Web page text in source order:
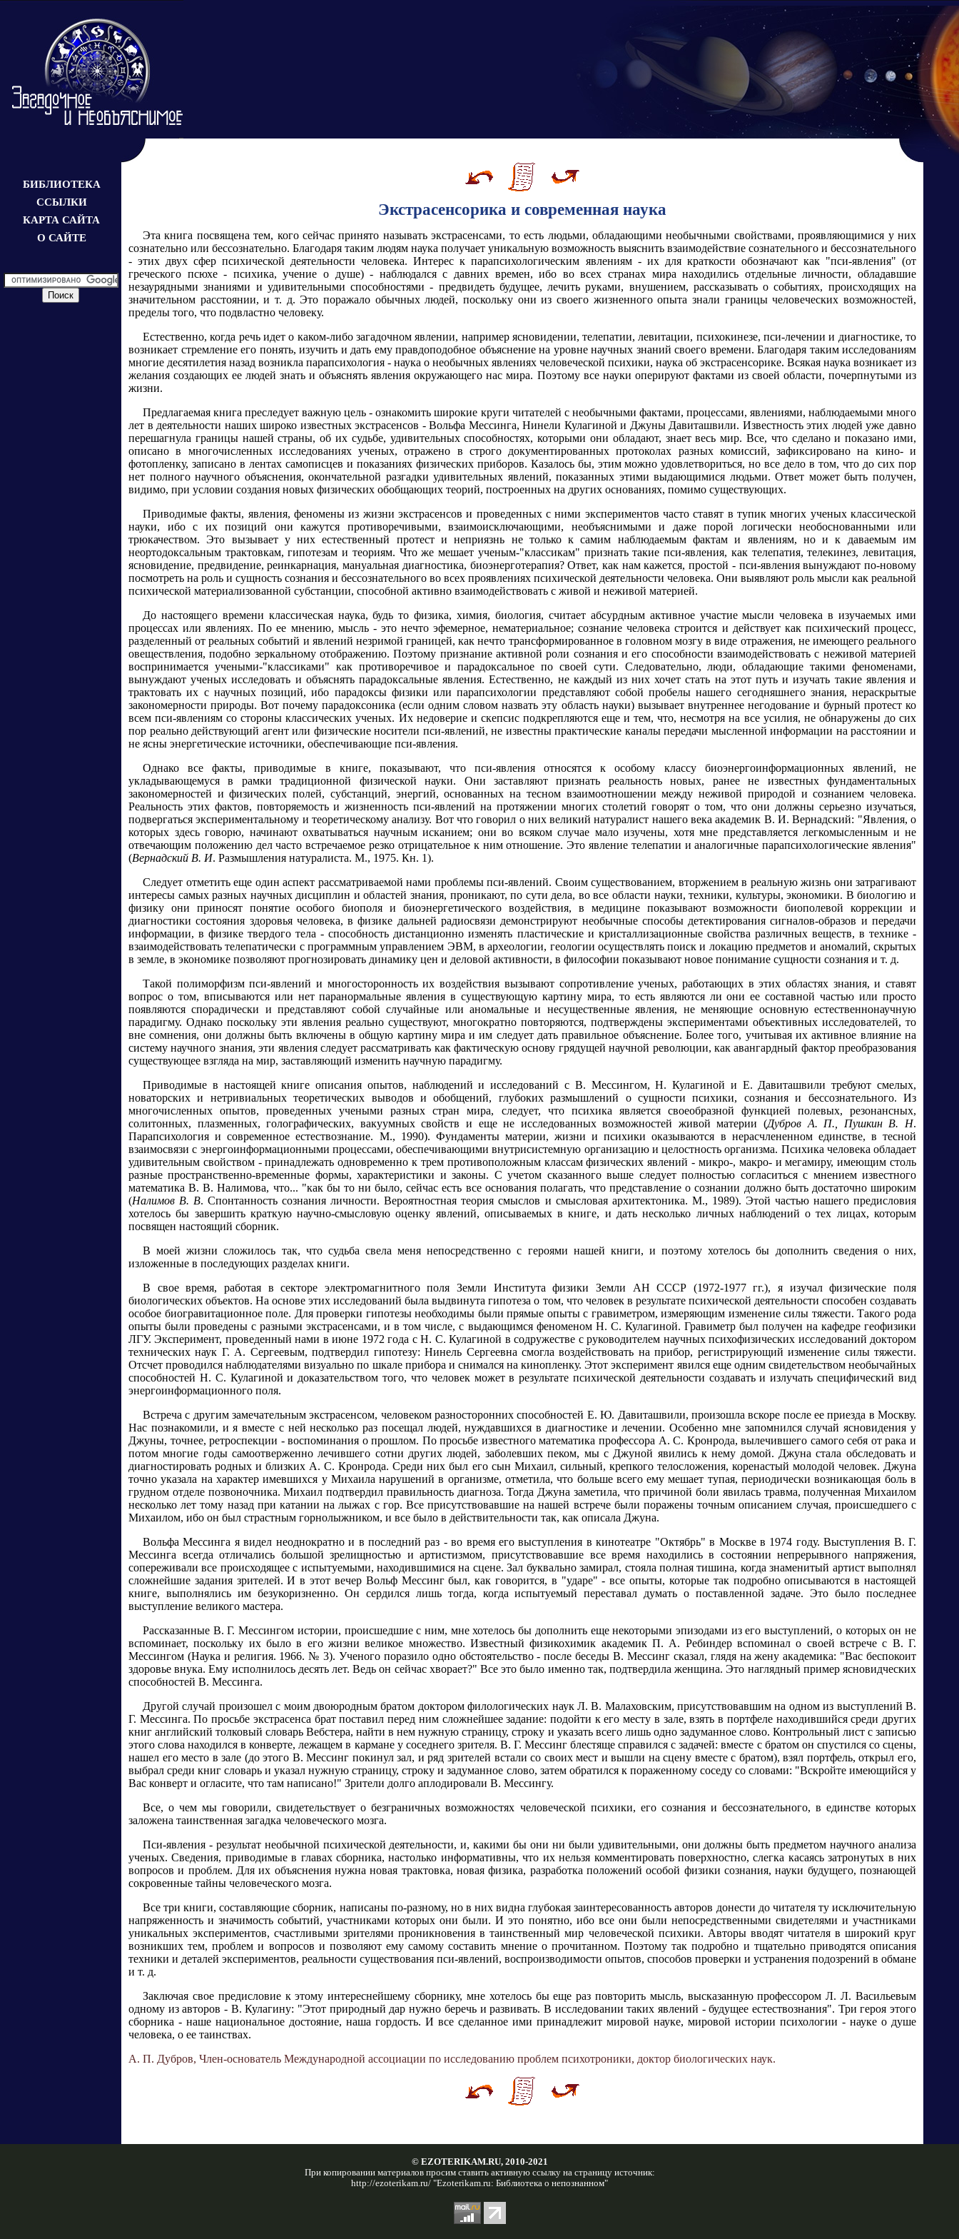
БИБЛИОТЕКА
ССЫЛКИ
КАРТА САЙТА
О САЙТЕ
Экстрасенсорика и современная наука
Эта книга посвящена тем, кого сейчас принято называть экстрасенсами, то есть людьми, обладающими необычными свойствами, проявляющимися у них
сознательно или бессознательно. Благодаря таким людям наука получает уникальную возможность выяснить взаимодействие сознательного и бессознательного
- этих двух сфер психической деятельности человека. Интерес к парапсихологическим явлениям - их для краткости обозначают как "пси-явления" (от
греческого псюхе - психика, учение о душе) - наблюдался с давних времен, ибо во всех странах мира находились отдельные личности, обладавшие
незаурядными знаниями и удивительными способностями - предвидеть будущее, лечить руками, внушением, рассказывать о событиях, происходящих на
значительном расстоянии, и т. д. Это поражало обычных людей, поскольку они из своего жизненного опыта знали границы человеческих возможностей,
пределы того, что подвластно человеку.
Естественно, когда речь идет о каком-либо загадочном явлении, например ясновидении, телепатии, левитации, психокинезе, пси-лечении и диагностике, то
возникает стремление его понять, изучить и дать ему правдоподобное объяснение на уровне научных знаний своего времени. Благодаря таким исследованиям
многие десятилетия назад возникла парапсихология - наука о необычных явлениях человеческой психики, наука об экстрасенсорике. Всякая наука возникает из
желания создающих ее людей знать и объяснять явления окружающего нас мира. Поэтому все науки оперируют фактами из своей области, почерпнутыми из
жизни.
Предлагаемая книга преследует важную цель - ознакомить широкие круги читателей с необычными фактами, процессами, явлениями, наблюдаемыми много
лет в деятельности наших широко известных экстрасенсов - Вольфа Мессинга, Нинели Кулагиной и Джуны Давиташвили. Известность этих людей уже давно
перешагнула границы нашей страны, об их судьбе, удивительных способностях, которыми они обладают, знает весь мир. Все, что сделано и показано ими,
описано в многочисленных исследованиях ученых, отражено в строго документированных протоколах разных комиссий, зафиксировано на кино- и
фотопленку, записано в лентах самописцев и показаниях физических приборов. Казалось бы, этим можно удовлетвориться, но все дело в том, что до сих пор
нет полного научного объяснения, окончательной разгадки удивительных явлений, показанных этими выдающимися людьми. Ответ может быть получен,
видимо, при условии создания новых физических обобщающих теорий, построенных на других основаниях, помимо существующих.
Приводимые факты, явления, феномены из жизни экстрасенсов и проведенных с ними экспериментов часто ставят в тупик многих ученых классической
науки, ибо с их позиций они кажутся противоречивыми, взаимоисключающими, необъяснимыми и даже порой логически необоснованными или
трюкачеством. Это вызывает у них естественный протест и неприязнь не только к самим наблюдаемым фактам и явлениям, но и к даваемым им
неортодоксальным трактовкам, гипотезам и теориям. Что же мешает ученым-"классикам" признать такие пси-явления, как телепатия, телекинез, левитация,
ясновидение, предвидение, реинкарнация, мануальная диагностика, биоэнерготерапия? Ответ, как нам кажется, простой - пси-явления вынуждают по-новому
посмотреть на роль и сущность сознания и бессознательного во всех проявлениях психической деятельности человека. Они выявляют роль мысли как реальной
психической материализованной субстанции, способной активно взаимодействовать с живой и неживой материей.
До настоящего времени классическая наука, будь то физика, химия, биология, считает абсурдным активное участие мысли человека в изучаемых ими
процессах или явлениях. По ее мнению, мысль - это нечто эфемерное, нематериальное; сознание человека строится и действует как психический процесс,
разделенный от реальных событий и явлений незримой границей, как нечто трансформированное в головном мозгу в виде отражения, не имеющего реального
овеществления, подобно зеркальному отображению. Поэтому признание активной роли сознания и его способности взаимодействовать с неживой материей
воспринимается учеными-"классиками" как противоречивое и парадоксальное по своей сути. Следовательно, люди, обладающие такими феноменами,
вынуждают ученых исследовать и объяснять парадоксальные явления. Естественно, не каждый из них хочет стать на этот путь и изучать такие явления и
трактовать их с научных позиций, ибо парадоксы физики или парапсихологии представляют собой пробелы нашего сегодняшнего знания, нераскрытые
закономерности природы. Вот почему парадоксоника (если одним словом назвать эту область науки) вызывает внутреннее негодование и бурный протест ко
всем пси-явлениям со стороны классических ученых. Их недоверие и скепсис подкрепляются еще и тем, что, несмотря на все усилия, не обнаружены до сих
пор реально действующий агент или физические носители пси-явлений, не известны практические каналы передачи мысленной информации на расстоянии и
не ясны энергетические источники, обеспечивающие пси-явления.
Однако все факты, приводимые в книге, показывают, что пси-явления относятся к особому классу биоэнергоинформационных явлений, не
укладывающемуся в рамки традиционной физической науки. Они заставляют признать реальность новых, ранее не известных фундаментальных
закономерностей и физических полей, субстанций, энергий, основанных на тесном взаимоотношении между неживой природой и сознанием человека.
Реальность этих фактов, повторяемость и жизненность пси-явлений на протяжении многих столетий говорят о том, что они должны серьезно изучаться,
подвергаться экспериментальному и теоретическому анализу. Вот что говорил о них великий натуралист нашего века академик В. И. Вернадский: "Явления, о
которых здесь говорю, начинают охватываться научным исканием; они во всяком случае мало изучены, хотя мне представляется легкомысленным и не
отвечающим положению дел часто встречаемое резко отрицательное к ним отношение. Это явление телепатии и аналогичные парапсихологические явления"
(Вернадский В. И. Размышления натуралиста. М., 1975. Кн. 1).
Следует отметить еще один аспект рассматриваемой нами проблемы пси-явлений. Своим существованием, вторжением в реальную жизнь они затрагивают
интересы самых разных научных дисциплин и областей знания, проникают, по сути дела, во все области науки, техники, культуры, экономики. В биологию и
физику они приносят понятие особого биополя и биоэнергетического воздействия, в медицине показывают возможности биополевой коррекции и
диагностики состояния здоровья человека, в физике дальней радиосвязи демонстрируют необычные способы детектирования сигналов-образов и передачи
информации, в физике твердого тела - способность дистанционно изменять пластические и кристаллизационные свойства различных веществ, в технике -
взаимодействовать телепатически с программным управлением ЭВМ, в археологии, геологии осуществлять поиск и локацию предметов и аномалий, скрытых
в земле, в экономике позволяют прогнозировать динамику цен и деловой активности, в философии показывают новое понимание сущности сознания и т. д.
Такой полиморфизм пси-явлений и многосторонность их воздействия вызывают сопротивление ученых, работающих в этих областях знания, и ставят
вопрос о том, вписываются или нет паранормальные явления в существующую картину мира, то есть являются ли они ее составной частью или просто
появляются спорадически и представляют собой случайные или аномальные и несущественные явления, не меняющие основную естественнонаучную
парадигму. Однако поскольку эти явления реально существуют, многократно повторяются, подтверждены экспериментами объективных исследователей, то
вне сомнения, они должны быть включены в общую картину мира и им следует дать правильное объяснение. Более того, учитывая их активное влияние на
систему научного знания, эти явления следует рассматривать как фактическую основу грядущей научной революции, как авангардный фактор преобразования
существующее взгляда на мир, заставляющий изменить научную парадигму.
Приводимые в настоящей книге описания опытов, наблюдений и исследований с В. Мессингом, Н. Кулагиной и Е. Давиташвили требуют смелых,
новаторских и нетривиальных теоретических выводов и обобщений, глубоких размышлений о сущности психики, сознания и бессознательного. Из
многочисленных опытов, проведенных учеными разных стран мира, следует, что психика является своеобразной функцией полевых, резонансных,
солитонных, плазменных, голографических, вакуумных свойств и еще не исследованных возможностей живой материи (Дубров А. П., Пушкин В. Н.
Парапсихология и современное естествознание. М., 1990). Фундаменты материи, жизни и психики оказываются в нерасчлененном единстве, в тесной
взаимосвязи с энергоинформационными процессами, обеспечивающими внутрисистемную организацию и целостность организма. Психика человека обладает
удивительным свойством - принадлежать одновременно к трем противоположным классам физических явлений - микро-, макро- и мегамиру, имеющим столь
разные пространственно-временные формы, характеристики и законы. С учетом сказанного выше следует полностью согласиться с мнением известного
математика В. В. Налимова, что... "как бы то ни было, сейчас есть все основания полагать, что представление о сознании должно быть достаточно широким
(Налимов В. В. Спонтанность сознания личности. Вероятностная теория смыслов и смысловая архитектоника. М., 1989). Этой частью нашего предисловия
хотелось бы завершить краткую научно-смысловую оценку явлений, описываемых в книге, и дать несколько личных наблюдений о тех лицах, которым
посвящен настоящий сборник.
В моей жизни сложилось так, что судьба свела меня непосредственно с героями нашей книги, и поэтому хотелось бы дополнить сведения о них,
изложенные в последующих разделах книги.
В свое время, работая в секторе электромагнитного поля Земли Института физики Земли АН СССР (1972-1977 гг.), я изучал физические поля
биологических объектов. На основе этих исследований была выдвинута гипотеза о том, что человек в результате психической деятельности способен создавать
особое биогравитационное поле. Для проверки гипотезы необходимы были прямые опыты с гравиметром, измеряющим изменение силы тяжести. Такого рода
опыты были проведены с разными экстрасенсами, и в том числе, с выдающимся феноменом Н. С. Кулагиной. Гравиметр был получен на кафедре геофизики
ЛГУ. Эксперимент, проведенный нами в июне 1972 года с Н. С. Кулагиной в содружестве с руководителем научных психофизических исследований доктором
технических наук Г. А. Сергеевым, подтвердил гипотезу: Нинель Сергеевна смогла воздействовать на прибор, регистрирующий изменение силы тяжести.
Отсчет проводился наблюдателями визуально по шкале прибора и снимался на кинопленку. Этот эксперимент явился еще одним свидетельством необычайных
способностей Н. С. Кулагиной и доказательством того, что человек может в результате психической деятельности создавать и излучать специфический вид
энергоинформационного поля.
Встреча с другим замечательным экстрасенсом, человеком разносторонних способностей Е. Ю. Давиташвили, произошла вскоре после ее приезда в Москву.
Нас познакомили, и я вместе с ней несколько раз посещал людей, нуждавшихся в диагностике и лечении. Особенно мне запомнился случай ясновидения у
Джуны, точнее, ретроспекции - воспоминания о прошлом. По просьбе известного математика профессора А. С. Кронрода, вылечившего самого себя от рака и
потом многие годы самоотверженно лечившего сотни других людей, заболевших пеком, мы с Джуной явились к нему домой. Джуна стала обследовать и
диагностировать родных и близких А. С. Кронрода. Среди них был его сын Михаил, сильный, крепкого телосложения, коренастый молодой человек. Джуна
точно указала на характер имевшихся у Михаила нарушений в организме, отметила, что больше всего ему мешает тупая, периодически возникающая боль в
грудном отделе позвоночника. Михаил подтвердил правильность диагноза. Тогда Джуна заметила, что причиной боли явилась травма, полученная Михаилом
несколько лет тому назад при катании на лыжах с гор. Все присутствовавшие на нашей встрече были поражены точным описанием случая, происшедшего с
Михаилом, ибо он был страстным горнолыжником, и все было в действительности так, как описала Джуна.
Вольфа Мессинга я видел неоднократно и в последний раз - во время его выступления в кинотеатре "Октябрь" в Москве в 1974 году. Выступления В. Г.
Мессинга всегда отличались большой зрелищностью и артистизмом, присутствовавшие все время находились в состоянии непрерывного напряжения,
сопереживали все происходящее с испытуемыми, находившимися на сцене. Зал буквально замирал, стояла полная тишина, когда знаменитый артист выполнял
сложнейшие задания зрителей. И в этот вечер Вольф Мессинг был, как говорится, в "ударе" - все опыты, которые так подробно описываются в настоящей
книге, выполнялись им безукоризненно. Он сердился лишь тогда, когда испытуемый переставал думать о поставленной задаче. Это было последнее
выступление великого мастера.
Рассказанные В. Г. Мессингом истории, происшедшие с ним, мне хотелось бы дополнить еще некоторыми эпизодами из его выступлений, о которых он не
вспоминает, поскольку их было в его жизни великое множество. Известный физикохимик академик П. А. Ребиндер вспоминал о своей встрече с В. Г.
Мессингом (Наука и религия. 1966. № 3). Ученого поразило одно обстоятельство - после беседы В. Мессинг сказал, глядя на жену академика: "Вас беспокоит
здоровье внука. Ему исполнилось десять лет. Ведь он сейчас хворает?" Все это было именно так, подтвердила женщина. Это наглядный пример ясновидческих
способностей В. Мессинга.
Другой случай произошел с моим двоюродным братом доктором филологических наук Л. В. Малаховским, присутствовавшим на одном из выступлений В.
Г. Мессинга. По просьбе экстрасенса брат поставил перед ним сложнейшее задание: подойти к его месту в зале, взять в портфеле находившийся среди других
книг английский толковый словарь Вебстера, найти в нем нужную страницу, строку и указать всего лишь одно задуманное слово. Контрольный лист с записью
этого слова находился в конверте, лежащем в кармане у соседнего зрителя. В. Г. Мессинг блестяще справился с задачей: вместе с братом он спустился со сцены,
нашел его место в зале (до этого В. Мессинг покинул зал, и ряд зрителей встали со своих мест и вышли на сцену вместе с братом), взял портфель, открыл его,
выбрал среди книг словарь и указал нужную страницу, строку и задуманное слово, затем обратился к пораженному соседу со словами: "Вскройте имеющийся у
Вас конверт и огласите, что там написано!" Зрители долго аплодировали В. Мессингу.
Все, о чем мы говорили, свидетельствует о безграничных возможностях человеческой психики, его сознания и бессознательного, в единстве которых
заложена таинственная загадка человеческого мозга.
Пси-явления - результат необычной психической деятельности, и, какими бы они ни были удивительными, они должны быть предметом научного анализа
ученых. Сведения, приводимые в главах сборника, настолько информативны, что их нельзя комментировать поверхностно, слегка касаясь затронутых в них
вопросов и проблем. Для их объяснения нужна новая трактовка, новая физика, разработка положений особой физики сознания, науки будущего, познающей
сокровенные тайны человеческого мозга.
Все три книги, составляющие сборник, написаны по-разному, но в них видна глубокая заинтересованность авторов донести до читателя ту исключительную
напряженность и значимость событий, участниками которых они были. И это понятно, ибо все они были непосредственными свидетелями и участниками
уникальных экспериментов, счастливыми зрителями проникновения в таинственный мир человеческой психики. Авторы вводят читателя в широкий круг
возникших тем, проблем и вопросов и позволяют ему самому составить мнение о прочитанном. Поэтому так подробно и тщательно приводятся описания
техники и деталей экспериментов, реальности существования пси-явлений, воспроизводимости опытов, способов проверки и устранения подозрений в обмане
и т. д.
Заключая свое предисловие к этому интереснейшему сборнику, мне хотелось бы еще раз повторить мысль, высказанную профессором Л. Л. Васильевым
одному из авторов - В. Кулагину: "Этот природный дар нужно беречь и развивать. В исследовании таких явлений - будущее естествознания". Три героя этого
сборника - наше национальное достояние, наша гордость. И все сделанное ими принадлежит мировой науке, мировой истории психологии - науке о душе
человека, о ее таинствах.
А. П. Дубров, Член-основатель Международной ассоциации по исследованию проблем психотроники, доктор биологических наук.
© EZOTERIKAM.RU, 2010-2021
При копировании материалов просим ставить активную ссылку на страницу источник:
http://ezoterikam.ru/ "Ezoterikam.ru: Библиотека о непознанном"